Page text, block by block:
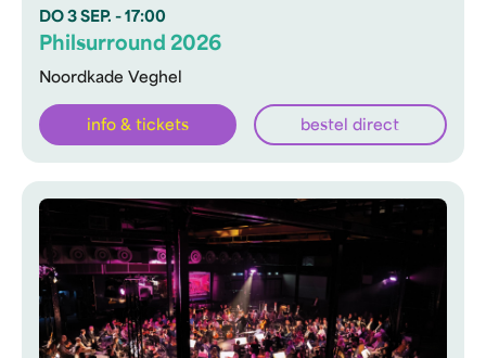
DO 3 SEP. - 17:00
Noordkade Veghel
Philsurround 2026
info & tickets bestel direct